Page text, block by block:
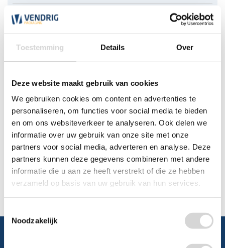
Toestemming Details Over
Deze website maakt gebruik van cookies
We gebruiken cookies om content en advertenties te
personaliseren, om functies voor social media te bieden
en om ons websiteverkeer te analyseren. Ook delen we
informatie over uw gebruik van onze site met onze
partners voor social media, adverteren en analyse. Deze
partners kunnen deze gegevens combineren met andere
informatie die u aan ze heeft verstrekt of die ze hebben
verzameld op basis van uw gebruik van hun services.
Noodzakelijk
0348 4791 95
Mailen
Offerte aanvragen Vraag een speciale prijs op bij ons, wij
kijken naar de mogelijkheden.